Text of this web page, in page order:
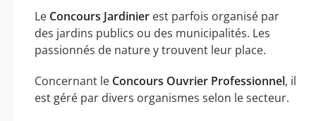
Le Concours Jardinier est parfois organisé par
des jardins publics ou des municipalités. Les
passionnés de nature y trouvent leur place.
Concernant le Concours Ouvrier Professionnel, il
est géré par divers organismes selon le secteur.